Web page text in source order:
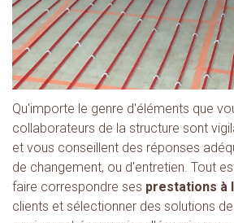
Qu'importe le genre d'éléments que
collaborateurs de la structure sont
et vous conseillent des réponses
de changement, ou d'entretien. Tout
faire correspondre ses prestations à
clients et sélectionner des solutions